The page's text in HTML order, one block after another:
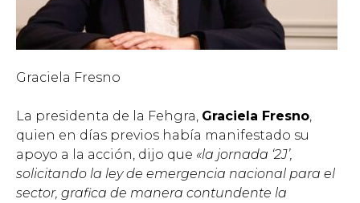
Graciela Fresno
La presidenta de la Fehgra, Graciela Fresno,
quien en días previos había manifestado su
apoyo a la acción, dijo que «la jornada ‘2J’,
solicitando la ley de emergencia nacional para el
sector, grafica de manera contundente la